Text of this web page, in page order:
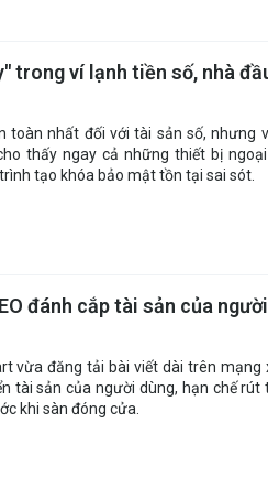
trong ví lạnh tiền số, nhà
toàn nhất đối với tài sản số, nhưng
thấy ngay cả những thiết bị
tạo khóa bảo mật tồn tại sai sót.
đánh cắp tài sản của người
vừa đăng tải bài viết dài trên mạng
tài sản của người dùng, hạn chế rút
khi sàn đóng cửa.